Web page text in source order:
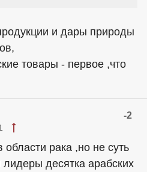
и дары природы
товары - первое ,что
-2
рака ,но не суть
десятка арабских